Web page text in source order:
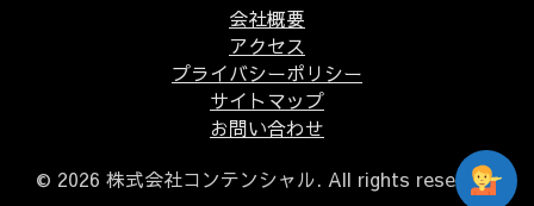
会社概要
アクセス
プライバシーポリシー
サイトマップ
お問い合わせ
© 2026 株式会社コンテンシャル. All rights reserved.